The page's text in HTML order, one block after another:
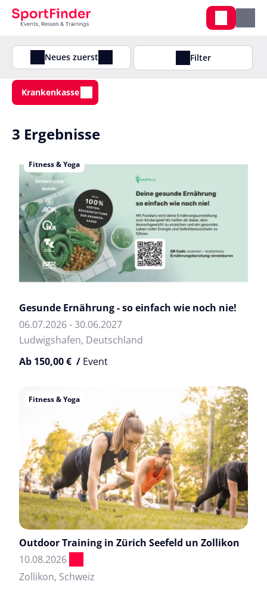
Neues zuerst Filter
Krankenkasse
3 Ergebnisse
Fitness & Yoga
Gesunde Ernährung - so einfach wie noch nie!
06.07.2026 - 30.06.2027
Ludwigshafen, Deutschland
Ab 150,00 € / Event
Fitness & Yoga
Outdoor Training in Zürich Seefeld un Zollikon
10.08.2026
Zollikon, Schweiz